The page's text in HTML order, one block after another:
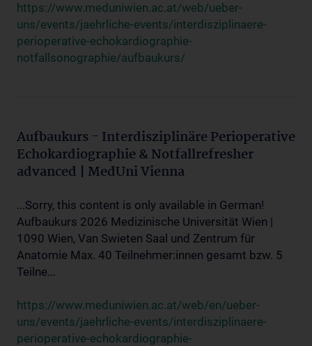
https://www.meduniwien.ac.at/web/ueber-
uns/events/jaehrliche-events/interdisziplinaere-
perioperative-echokardiographie-
notfallsonographie/aufbaukurs/
Aufbaukurs - Interdisziplinäre Perioperative
Echokardiographie & Notfallrefresher
advanced | MedUni Vienna
...Sorry, this content is only available in German!
Aufbaukurs 2026 Medizinische Universität Wien |
1090 Wien, Van Swieten Saal und Zentrum für
Anatomie Max. 40 Teilnehmer:innen gesamt bzw. 5
Teilne...
https://www.meduniwien.ac.at/web/en/ueber-
uns/events/jaehrliche-events/interdisziplinaere-
perioperative-echokardiographie-